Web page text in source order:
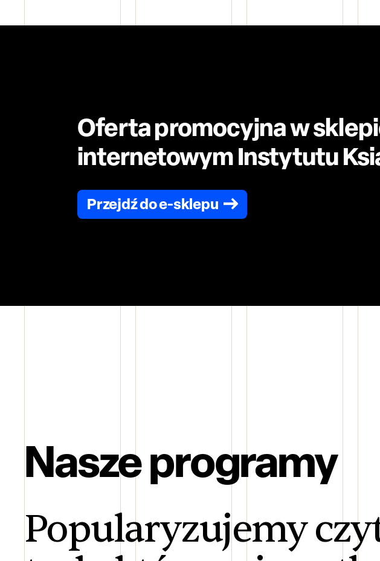
Oferta promocyjna w
internetowym Instytutu
Przejdź do e-sklepu
Nasze programy
Popularyzujemy